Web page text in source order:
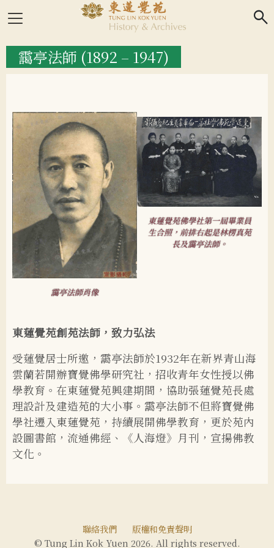
search
靄亭法師 (1892 – 1947)
靄亭法師肖像
東蓮覺苑佛學社第一屆畢業員
生合照，前排右起是林楞真苑
長及靄亭法師。
東蓮覺苑創苑法師，致力弘法
受蓮覺居士所邀，靄亭法師於1932年在新界青山海
雲蘭若開辦寶覺佛學研究社，招收青年女性授以佛
學教育。在東蓮覺苑興建期間，協助張蓮覺苑長處
理設計及建造苑的大小事。靄亭法師不但將寶覺佛
學社遷入東蓮覺苑，持續展開佛學教育，更於苑內
設圖書館，流通佛經、《人海燈》月刊，宣揚佛教
文化。
聯絡我們
版權和免責聲明
© Tung Lin Kok Yuen 2026. All rights reserved.